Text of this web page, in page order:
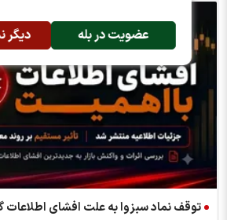
عضویت در بله دیگر
توقف نماد سبزوا به علت افشاي